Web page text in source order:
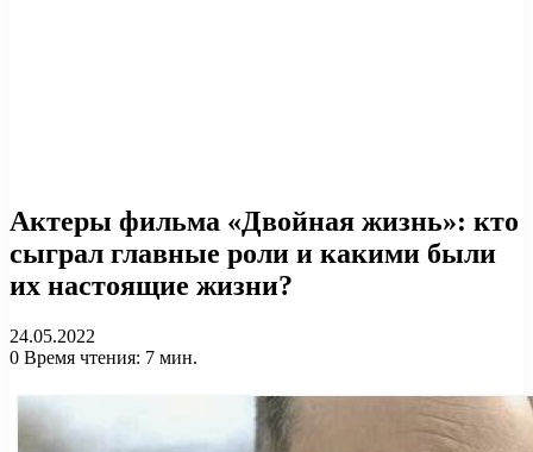
Актеры фильма «Двойная жизнь»: кто
сыграл главные роли и какими были
их настоящие жизни?
24.05.2022
0 Время чтения: 7 мин.